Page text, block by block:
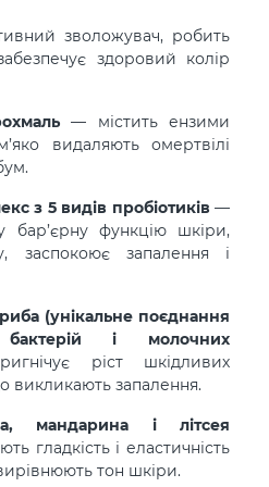
зволожувач, робить
здоровий колір
— містить ензими
видаляють омертвілі
з 5 видів пробіотиків —
бар’єрну функцію шкіри,
заспокоює запалення і
(унікальне поєднання
бактерій і молочних
ріст шкідливих
викликають запалення.
мандарина і літсея
гладкість і еластичність
тон шкіри.